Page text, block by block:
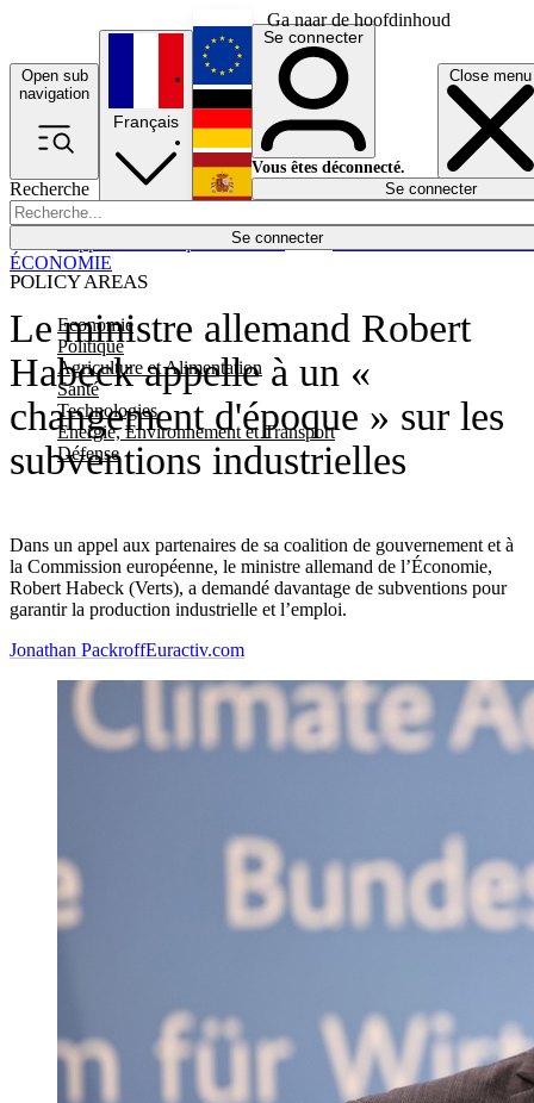
Ga naar de hoofdinhoud
Open sub
navigation
Close menu
Recherche
Se connecter
POLICY AREAS
Economie
Politique
Agriculture et Alimentation
Santé
Technologies
Energie, Environnement et Transport
Défense
Économie
Français
English
Deutsch
Español
Se connecter
Vous êtes déconnecté.
Se connecter
Le ministre allemand Robert
Habeck appelle à un «
changement d'époque » sur les
subventions industrielles
Dans un appel aux partenaires de sa coalition de gouvernement et à
la Commission européenne, le ministre allemand de l’Économie,
Robert Habeck (Verts), a demandé davantage de subventions pour
garantir la production industrielle et l’emploi.
ÉCONOMIE
Jonathan PackroffEuractiv.com